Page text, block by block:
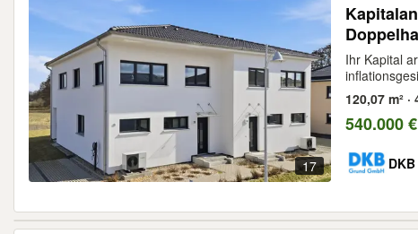
17
Ihr Kapital
120,07 m² ·
540.000 €